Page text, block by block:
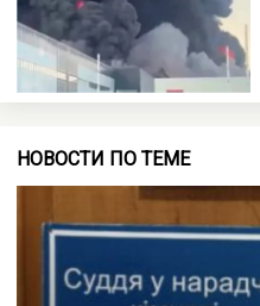
НОВОСТИ ПО ТЕМЕ